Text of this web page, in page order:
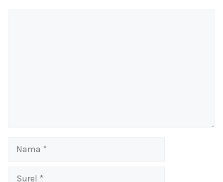
Nama
Surel